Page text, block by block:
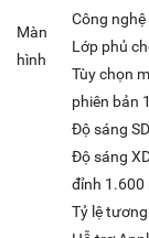
Màn
hình
Công nghệ
Lớp phủ
Tùy chọn
phiên bản
Độ sáng
Độ sáng
đỉnh 1.600
Tỷ lệ